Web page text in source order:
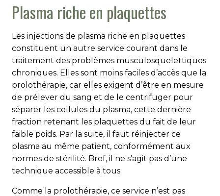
Plasma riche en plaquettes
Les injections de plasma riche en plaquettes
constituent un autre service courant dans le
traitement des problèmes musculosquelettiques
chroniques. Elles sont moins faciles d’accès que la
prolothérapie, car elles exigent d’être en mesure
de prélever du sang et de le centrifuger pour
séparer les cellules du plasma, cette dernière
fraction retenant les plaquettes du fait de leur
faible poids. Par la suite, il faut réinjecter ce
plasma au même patient, conformément aux
normes de stérilité. Bref, il ne s’agit pas d’une
technique accessible à tous.
Comme la prolothérapie, ce service n’est pas